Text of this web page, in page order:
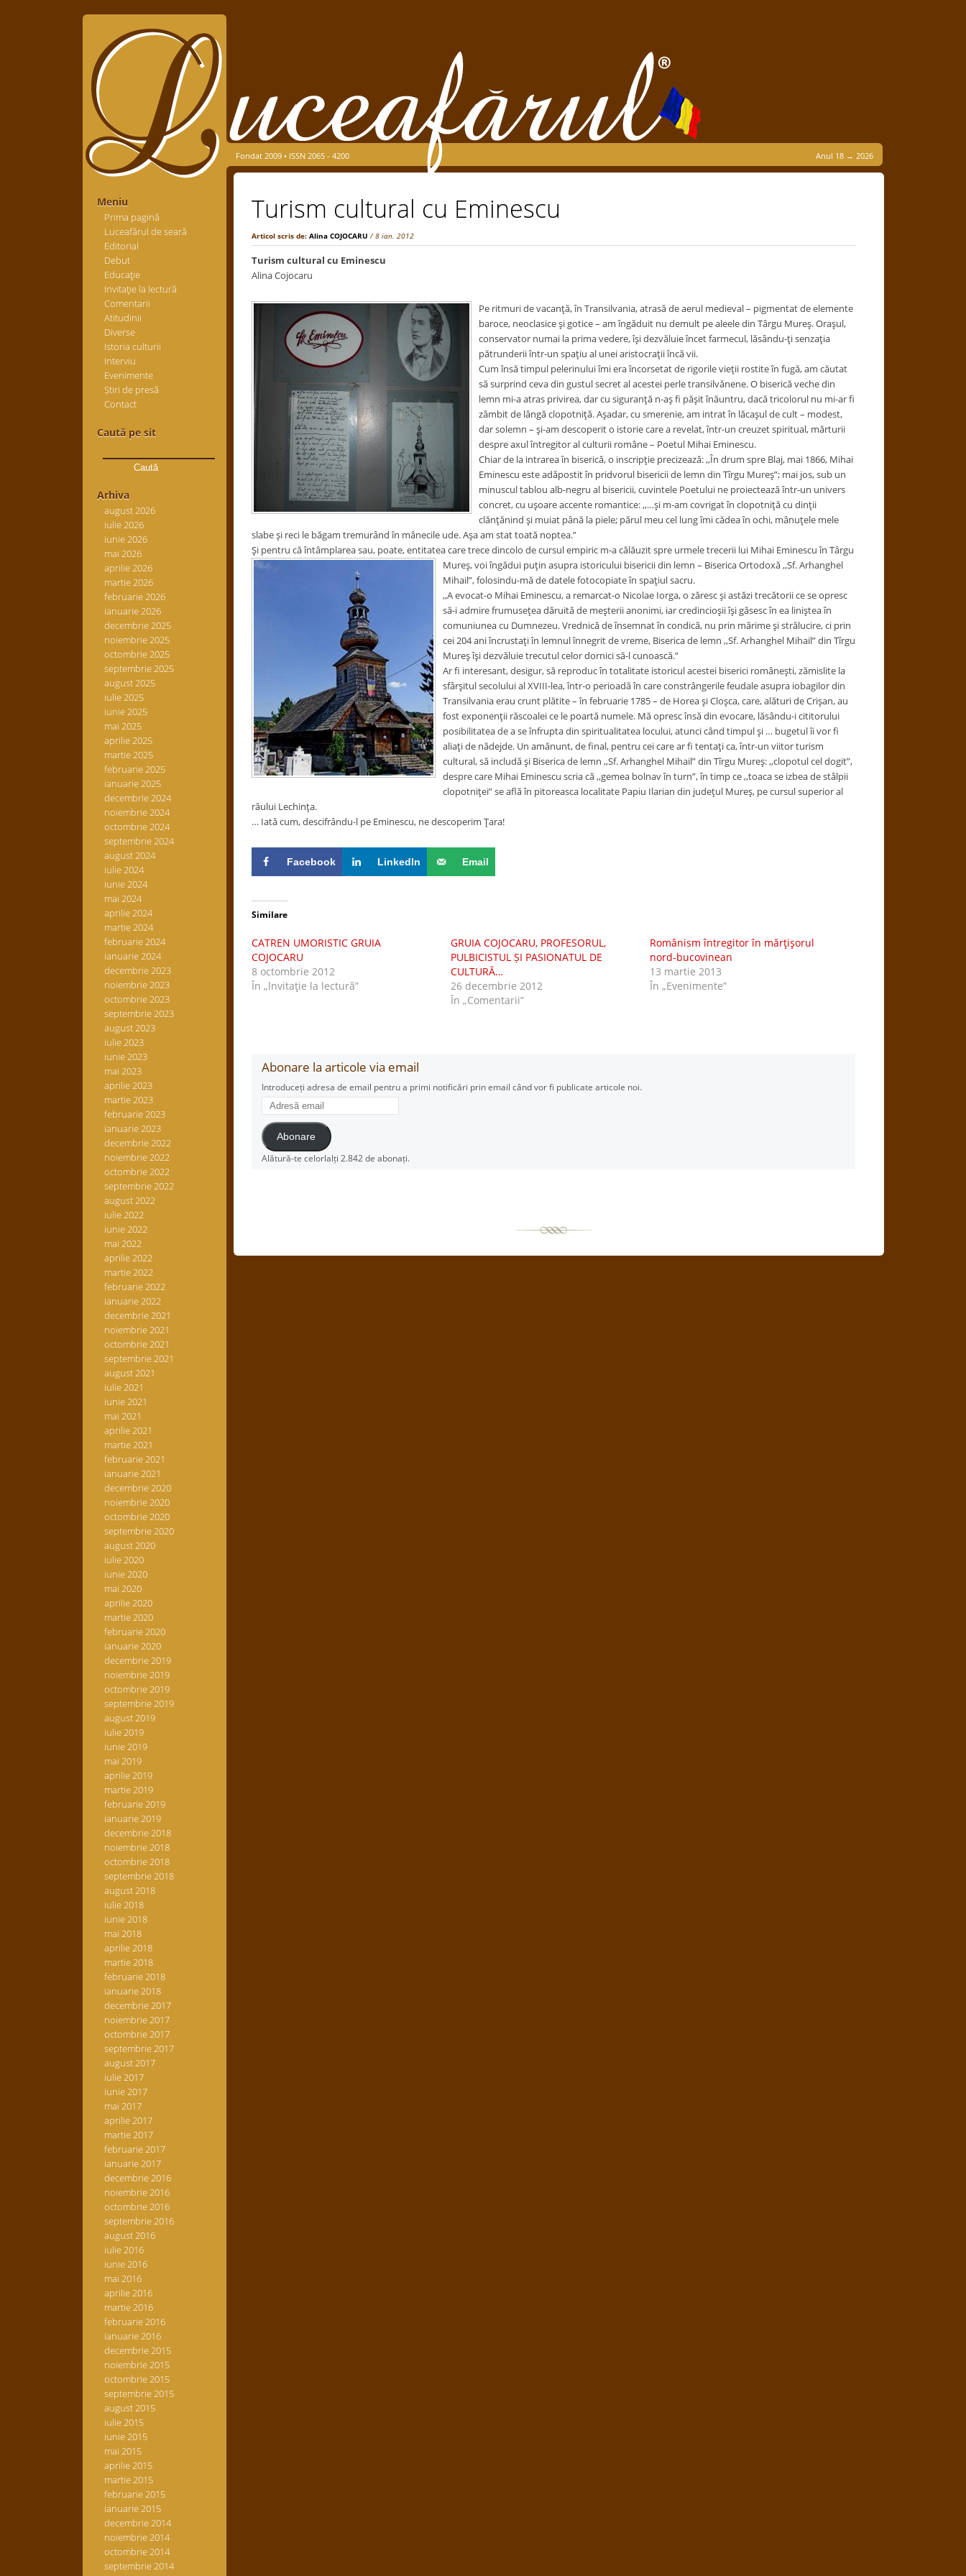
Meniu
Prima pagină
Luceafărul de seară
Editorial
Debut
Educaţie
Invitaţie la lectură
Comentarii
Atitudinii
Diverse
Istoria culturii
Interviu
Evenimente
Știri de presă
Contact
Caută pe sit
după:
Arhiva
august 2026
iulie 2026
iunie 2026
mai 2026
aprilie 2026
martie 2026
februarie 2026
ianuarie 2026
decembrie 2025
noiembrie 2025
octombrie 2025
septembrie 2025
august 2025
iulie 2025
iunie 2025
mai 2025
aprilie 2025
martie 2025
februarie 2025
ianuarie 2025
decembrie 2024
noiembrie 2024
octombrie 2024
septembrie 2024
august 2024
iulie 2024
iunie 2024
mai 2024
aprilie 2024
martie 2024
februarie 2024
ianuarie 2024
decembrie 2023
noiembrie 2023
octombrie 2023
septembrie 2023
august 2023
iulie 2023
iunie 2023
mai 2023
aprilie 2023
martie 2023
februarie 2023
ianuarie 2023
decembrie 2022
noiembrie 2022
octombrie 2022
septembrie 2022
august 2022
iulie 2022
iunie 2022
mai 2022
aprilie 2022
martie 2022
februarie 2022
ianuarie 2022
decembrie 2021
noiembrie 2021
octombrie 2021
septembrie 2021
august 2021
iulie 2021
iunie 2021
mai 2021
aprilie 2021
martie 2021
februarie 2021
ianuarie 2021
decembrie 2020
noiembrie 2020
octombrie 2020
septembrie 2020
august 2020
iulie 2020
iunie 2020
mai 2020
aprilie 2020
martie 2020
februarie 2020
ianuarie 2020
decembrie 2019
noiembrie 2019
octombrie 2019
septembrie 2019
august 2019
iulie 2019
iunie 2019
mai 2019
aprilie 2019
martie 2019
februarie 2019
ianuarie 2019
decembrie 2018
noiembrie 2018
octombrie 2018
septembrie 2018
august 2018
iulie 2018
iunie 2018
mai 2018
aprilie 2018
martie 2018
februarie 2018
ianuarie 2018
decembrie 2017
noiembrie 2017
octombrie 2017
septembrie 2017
august 2017
iulie 2017
iunie 2017
mai 2017
aprilie 2017
martie 2017
februarie 2017
ianuarie 2017
decembrie 2016
noiembrie 2016
octombrie 2016
septembrie 2016
august 2016
iulie 2016
iunie 2016
mai 2016
aprilie 2016
martie 2016
februarie 2016
ianuarie 2016
decembrie 2015
noiembrie 2015
octombrie 2015
septembrie 2015
august 2015
iulie 2015
iunie 2015
mai 2015
aprilie 2015
martie 2015
februarie 2015
ianuarie 2015
decembrie 2014
noiembrie 2014
octombrie 2014
septembrie 2014
Fondat 2009 • ISSN 2065 - 4200 Anul 18 → 2026
Turism cultural cu Eminescu
Articol scris de: Alina COJOCARU / 8 ian. 2012
Turism cultural cu Eminescu
Alina Cojocaru
Pe ritmuri de vacanţă, în Transilvania, atrasă de aerul medieval – pigmentat de elemente
baroce, neoclasice şi gotice – am îngăduit nu demult pe aleele din Târgu Mureş. Oraşul,
conservator numai la prima vedere, îşi dezvăluie încet farmecul, lăsându-ţi senzaţia
pătrunderii într-un spaţiu al unei aristocraţii încă vii.
Cum însă timpul pelerinului îmi era încorsetat de rigorile vieţii rostite în fugă, am căutat
să surprind ceva din gustul secret al acestei perle transilvănene. O biserică veche din
lemn mi-a atras privirea, dar cu siguranţă n-aş fi păşit înăuntru, dacă tricolorul nu mi-ar fi
zâmbit de lângă clopotniţă. Aşadar, cu smerenie, am intrat în lăcaşul de cult – modest,
dar solemn – şi-am descoperit o istorie care a revelat, într-un creuzet spiritual, mărturii
despre axul întregitor al culturii române – Poetul Mihai Eminescu.
Chiar de la intrarea în biserică, o inscripţie precizează: ,,În drum spre Blaj, mai 1866, Mihai
Eminescu este adăpostit în pridvorul bisericii de lemn din Tîrgu Mureş”; mai jos, sub un
minuscul tablou alb-negru al bisericii, cuvintele Poetului ne proiectează într-un univers
concret, cu uşoare accente romantice: ,,…şi m-am covrigat în clopotniţă cu dinţii
clănţănind şi muiat până la piele; părul meu cel lung îmi cădea în ochi, mânuţele mele
slabe şi reci le băgam tremurând în mânecile ude. Aşa am stat toată noptea.”
Şi pentru că întâmplarea sau, poate, entitatea care trece dincolo de cursul empiric m-a călăuzit spre urmele trecerii lui Mihai Eminescu în Târgu
Mureş, voi îngădui puţin asupra istoricului bisericii din lemn – Biserica Ortodoxă ,,Sf. Arhanghel
Mihail”, folosindu-mă de datele fotocopiate în spaţiul sacru.
,,A evocat-o Mihai Eminescu, a remarcat-o Nicolae Iorga, o zăresc şi astăzi trecătorii ce se opresc
să-i admire frumuseţea dăruită de meşterii anonimi, iar credincioşii îşi găsesc în ea liniştea în
comuniunea cu Dumnezeu. Vrednică de însemnat în condică, nu prin mărime şi strălucire, ci prin
cei 204 ani încrustaţi în lemnul înnegrit de vreme, Biserica de lemn ,,Sf. Arhanghel Mihail” din Tîrgu
Mureş îşi dezvăluie trecutul celor dornici să-l cunoască.”
Ar fi interesant, desigur, să reproduc în totalitate istoricul acestei biserici româneşti, zămislite la
sfârşitul secolului al XVIII-lea, într-o perioadă în care constrângerile feudale asupra iobagilor din
Transilvania erau crunt plătite – în februarie 1785 – de Horea şi Cloşca, care, alături de Crişan, au
fost exponenţii răscoalei ce le poartă numele. Mă opresc însă din evocare, lăsându-i cititorului
posibilitatea de a se înfrupta din spiritualitatea locului, atunci când timpul şi … bugetul îi vor fi
aliaţi de nădejde. Un amănunt, de final, pentru cei care ar fi tentaţi ca, într-un viitor turism
cultural, să includă şi Biserica de lemn ,,Sf. Arhanghel Mihail” din Tîrgu Mureş: ,,clopotul cel dogit”,
despre care Mihai Eminescu scria că ,,gemea bolnav în turn”, în timp ce ,,toaca se izbea de stâlpii
clopotniţei” se află în pitoreasca localitate Papiu Ilarian din judeţul Mureş, pe cursul superior al
râului Lechinţa.
… Iată cum, descifrându-l pe Eminescu, ne descoperim Ţara!
Facebook LinkedIn Email
Similare
CATREN UMORISTIC GRUIA
COJOCARU
8 octombrie 2012
În „lnvitaţie la lectură”
GRUIA COJOCARU, PROFESORUL,
PULBICISTUL ȘI PASIONATUL DE
CULTURĂ…
26 decembrie 2012
În „Comentarii”
Românism întregitor în mărţişorul
nord-bucovinean
13 martie 2013
În „Evenimente”
Abonare la articole via email
Introduceți adresa de email pentru a primi notificări prin email când vor fi publicate articole noi.
Adresă
email
Abonare
Alătură-te celorlalți 2.842 de abonați.